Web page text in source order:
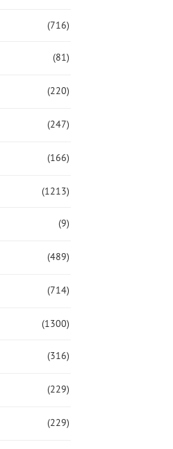
(716)
(81)
(220)
(247)
(166)
(1213)
(9)
(489)
(714)
(1300)
(316)
(229)
(229)